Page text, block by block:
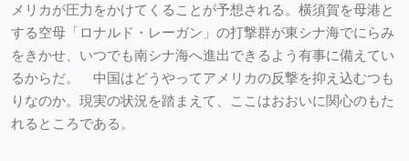
メリカが圧力をかけてくることが予想される。横須賀を母港と
する空母「ロナルド・レーガン」の打撃群が東シナ海でにらみ
をきかせ、いつでも南シナ海へ進出できるよう有事に備えてい
るからだ。 中国はどうやってアメリカの反撃を抑え込むつも
りなのか。現実の状況を踏まえて、ここはおおいに関心のもた
れるところである。